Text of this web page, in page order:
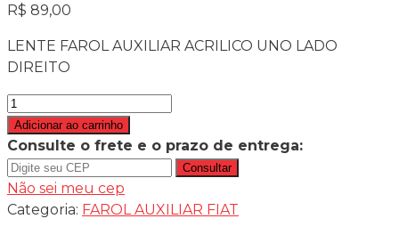
R$ 89,00
LENTE FAROL AUXILIAR ACRILICO UNO LADO
DIREITO
LENTE
FAROL
AUXILIAR
ACRILICO
UNO
LADO
Adicionar ao carrinho
Consulte o frete e o prazo de entrega:
Consultar
Não sei meu cep
Categoria: FAROL AUXILIAR FIAT